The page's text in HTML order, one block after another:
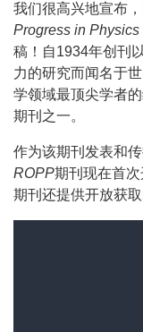
我们很高兴地宣布
Progress in Physics
稿！自1934年创刊
力的研究而闻名于
学领域最顶尖学者
期刊之一。
作为该期刊发表和
ROPP期刊现在首次
期刊还提供开放获